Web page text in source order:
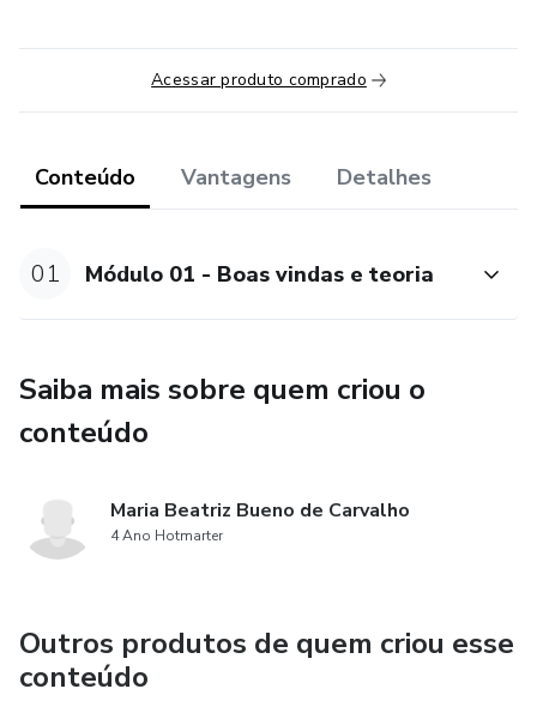
Acessar produto comprado
Conteúdo Vantagens Detalhes
01 Módulo 01 - Boas vindas e teoria
Saiba mais sobre quem criou o
conteúdo
Maria Beatriz Bueno de Carvalho
4 Ano Hotmarter
Outros produtos de quem criou esse
conteúdo